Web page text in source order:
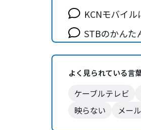
KCNモバイ
STBのかんた
FAXが全く動
よく見られている言
ケーブルテレビ
映らない
メール